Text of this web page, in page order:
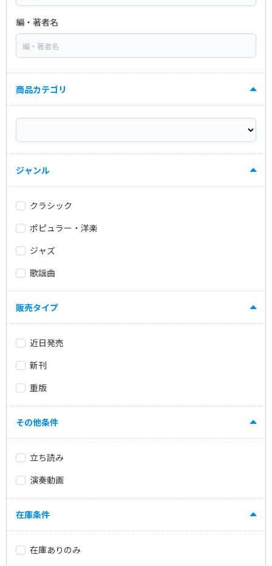
編・著者名
商品カテゴリ
ジャンル
クラシック
ポピュラー・洋楽
ジャズ
歌謡曲
販売タイプ
近日発売
新刊
重版
その他条件
立ち読み
演奏動画
在庫条件
在庫ありのみ